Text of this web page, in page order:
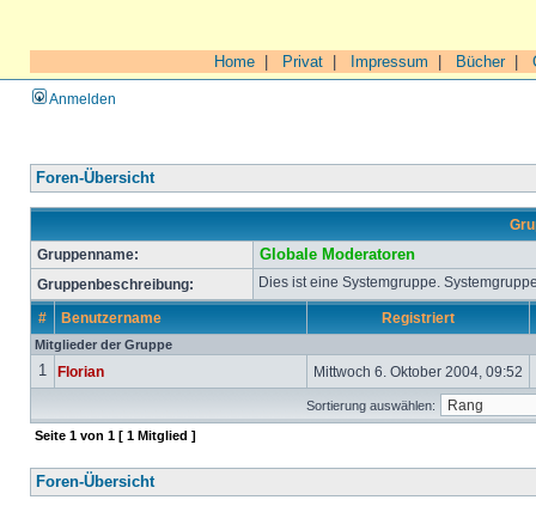
Home Privat Impressum Bücher|
Anmelden
Foren-Übersicht
Gruppenname:
Globale Moderatoren
Gruppenbeschreibung: Dies ist eine Systemgruppe.
# Benutzername Registriert
Mitglieder der Gruppe
1 Florian Mittwoch 6. Oktober 2004, 09:52
Sortierung auswählen:
Seite 1 von 1 [ 1 Mitglied ]
Foren-Übersicht